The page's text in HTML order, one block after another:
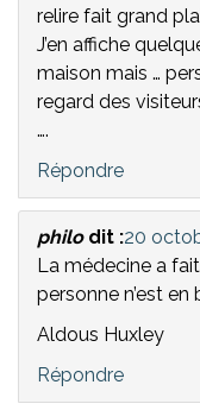
relire fait grand
J’en affiche
maison mais …
regard des
….
Répondre
philo dit :20
La médecine a
personne n’est en
Aldous Huxley
Répondre